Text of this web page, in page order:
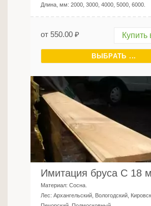
Длина, мм: 2000, 3000, 4000, 5000, 6000
от 550.00 ₽ Купить
ВЫБРАТЬ ...
Имитация бруса C 18
Материал: Сосна
Лес: Архангельский, Вологодский,